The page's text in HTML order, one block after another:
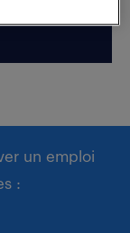
un emploi
: